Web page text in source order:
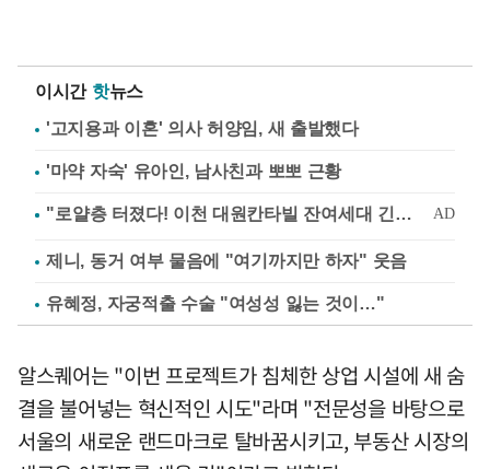
이시간 핫뉴스
'고지용과 이혼' 의사 허양임, 새 출발했다
'마약 자숙' 유아인, 남사친과 뽀뽀 근황
제니, 동거 여부 물음에 "여기까지만 하자" 웃음
유혜정, 자궁적출 수술 "여성성 잃는 것이…"
알스퀘어는 "이번 프로젝트가 침체한 상업 시설에 새 숨
결을 불어넣는 혁신적인 시도"라며 "전문성을 바탕으로
서울의 새로운 랜드마크로 탈바꿈시키고, 부동산 시장의